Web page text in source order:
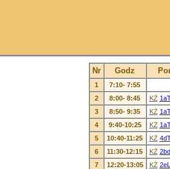
Nr Godz
1
7:10- 7:55
2
8:00- 8:45 KŻ
3
8:50- 9:35 KŻ
4
9:40-10:25 KŻ
5
10:40-11:25 KŻ
6
11:30-12:15 KŻ
7
12:20-13:05 KŻ 2eL